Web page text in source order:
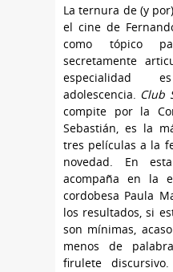
La ternura de (y
el cine de
como tópico
secretamente
especialidad
adolescencia. Club
compite por la
Sebastián, es la
tres películas a la
novedad. En
acompaña en la
cordobesa Paula
los resultados, si
son mínimas,
menos de
firulete